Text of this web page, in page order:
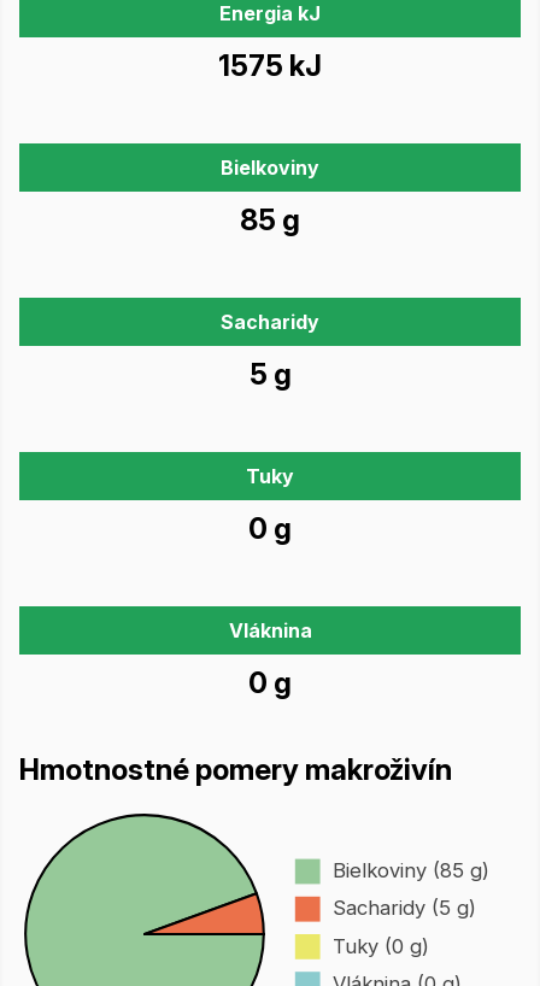
Energia kJ
1575 kJ
Bielkoviny
85 g
Sacharidy
5 g
Tuky
0 g
Vláknina
0 g
Hmotnostné pomery makroživín
Bielkoviny (85 g)
Sacharidy (5 g)
Tuky (0 g)